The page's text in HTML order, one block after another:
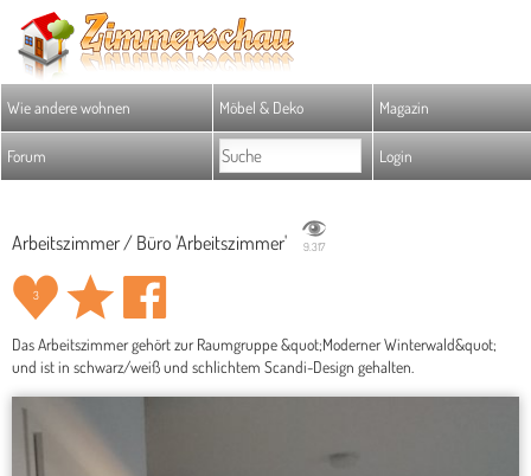
Wie andere wohnen Möbel & Deko Magazin
Forum Login
Arbeitszimmer / Büro 'Arbeitszimmer' 9.317
3
Das Arbeitszimmer gehört zur Raumgruppe &quot;Moderner Winterwald&quot;
und ist in schwarz/weiß und schlichtem Scandi-Design gehalten.